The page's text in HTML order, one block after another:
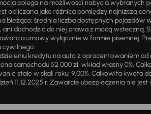
polega na możliwości nabycia wybranych
obliczana jako różnica pomiędzy najniższą
bieżąco; średnia liczba dostępnych pojazdów
dochodzić do niej prawa z mocą wsteczną.
umowy wyłącznie w formie pisemnej.
cywilnego.
kredytu na auto z oprocentowaniem od
samochodu 52 000 zł, wkład własny 0%.
stałe w skali roku: 9,00%. Całkowita kwota
11.12.2025 r. Zawarcie ubezpieczenia nie